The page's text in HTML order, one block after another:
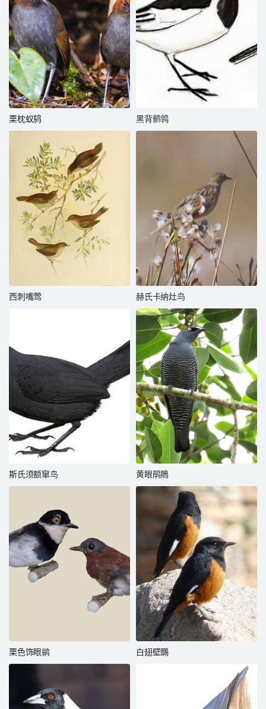
栗枕蚁鸫 黑背鹡鸰
西刺嘴莺 赫氏卡纳灶鸟
斯氏须额窜鸟 黄眼鹃鵙
栗色饰眼鹟 白翅壁䳭